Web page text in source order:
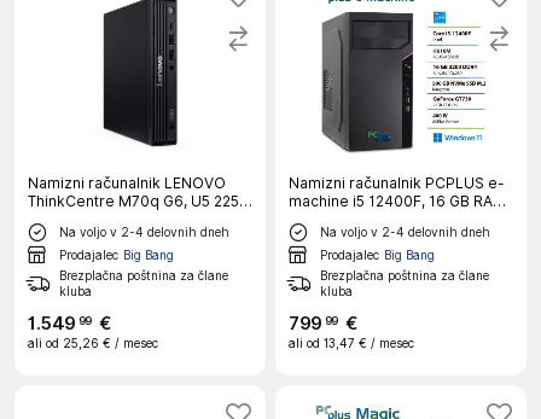
Namizni računalnik LENOVO
ThinkCentre M70q G6, U5 225T,
16 GB RAM, 512 GB SSD, W11P
Na voljo v 2-4 delovnih dneh
Prodajalec Big Bang
Brezplačna poštnina za člane
kluba
1 .549 99 €
ali od 25,26 € / mesec
Namizni računalnik PCPLUS e-
machine i5 12400F, 16 GB RAM,
500 GB SSD, GT730, W11
Na voljo v 2-4 delovnih dneh
Prodajalec Big Bang
Brezplačna poštnina za člane
kluba
799 99 €
ali od 13,47 € / mesec